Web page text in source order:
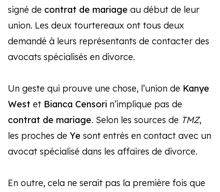
signé de contrat de mariage au début de leur
union. Les deux tourtereaux ont tous deux
demandé à leurs représentants de contacter des
avocats spécialisés en divorce.
Un geste qui prouve une chose, l’union de Kanye
West et Bianca Censori n’implique pas de
contrat de mariage. Selon les sources de TMZ,
les proches de Ye sont entrés en contact avec un
avocat spécialisé dans les affaires de divorce.
En outre, cela ne serait pas la première fois que